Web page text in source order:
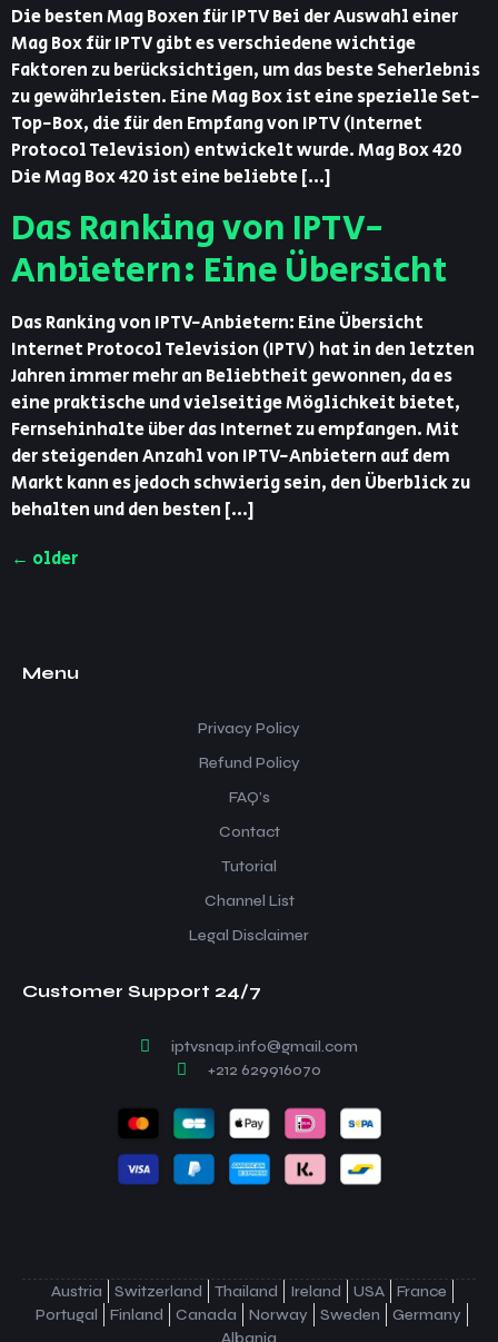
Die besten Mag Boxen für IPTV Bei der Auswahl einer
Mag Box für IPTV gibt es verschiedene wichtige
Faktoren zu berücksichtigen, um das beste Seherlebnis
zu gewährleisten. Eine Mag Box ist eine spezielle Set-
Top-Box, die für den Empfang von IPTV (Internet
Protocol Television) entwickelt wurde. Mag Box 420
Die Mag Box 420 ist eine beliebte […]
Das Ranking von IPTV-
Anbietern: Eine Übersicht
Das Ranking von IPTV-Anbietern: Eine Übersicht
Internet Protocol Television (IPTV) hat in den letzten
Jahren immer mehr an Beliebtheit gewonnen, da es
eine praktische und vielseitige Möglichkeit bietet,
Fernsehinhalte über das Internet zu empfangen. Mit
der steigenden Anzahl von IPTV-Anbietern auf dem
Markt kann es jedoch schwierig sein, den Überblick zu
behalten und den besten […]
← older
Menu
Privacy Policy
Refund Policy
FAQ’s
Contact
Tutorial
Channel List
Legal Disclaimer
Customer Support 24/7
iptvsnap.info@gmail.com
+212 629916070
Austria Switzerland Thailand Ireland USA
France
Portugal
Finland Canada Norway Sweden
Germany
Albania